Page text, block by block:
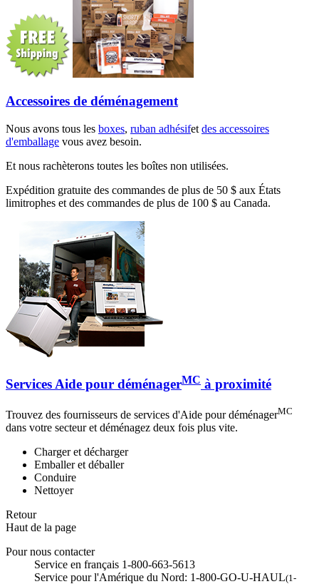
Accessoires de déménagement
Nous avons tous les boxes, ruban adhésifet des accessoires
d'emballage vous avez besoin.
Et nous rachèterons toutes les boîtes non utilisées.
Expédition gratuite des commandes de plus de 50 $ aux États
limitrophes et des commandes de plus de 100 $ au Canada.
Services Aide pour déménagerMC à proximité
Trouvez des fournisseurs de services d'Aide pour déménagerMC
dans votre secteur et déménagez deux fois plus vite.
Charger et décharger
Emballer et déballer
Conduire
Nettoyer
Retour
Haut de la page
Pour nous contacter
Service en français 1-800-663-5613
Service pour l'Amérique du Nord: 1-800-GO-U-HAUL(1-